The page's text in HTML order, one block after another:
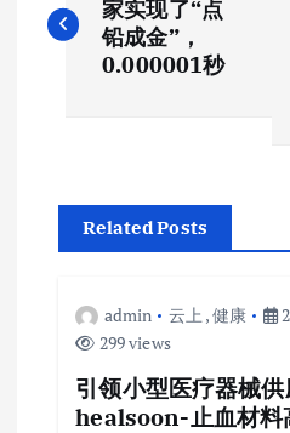
章
家实现了“点
铅成金”，
0.000001秒
Related Posts
admin 云上 ,健康
299 views
引领小型医疗器械
healsoon-止血材料